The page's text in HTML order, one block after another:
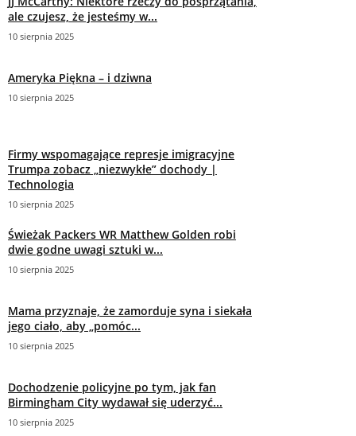
ale czujesz, że jesteśmy w...
10 sierpnia 2025
Ameryka Piękna – i dziwna
10 sierpnia 2025
Firmy wspomagające represje imigracyjne
Trumpa zobacz „niezwykłe” dochody |
Technologia
10 sierpnia 2025
Świeżak Packers WR Matthew Golden robi
dwie godne uwagi sztuki w...
10 sierpnia 2025
Mama przyznaje, że zamorduje syna i siekała
jego ciało, aby „pomóc...
10 sierpnia 2025
Dochodzenie policyjne po tym, jak fan
Birmingham City wydawał się uderzyć...
10 sierpnia 2025